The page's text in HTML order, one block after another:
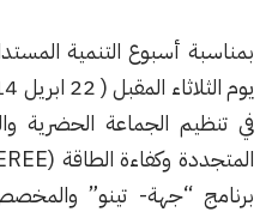
بمناسبة أسبوع التنمية
في تنظيم الجماعة الحضرية
برنامج “جهة- تينو”